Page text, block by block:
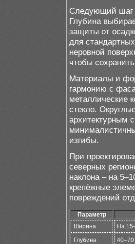
Следующий шаг
Глубина
защиты от
для
неровной
чтобы
Материалы и
гармонию с
металлические
стекло.
архитектурным
изгибы.
При
северных
наклона – на
крепёжные
повреждений
Параметр
Ширина
На
Глубина
40–70